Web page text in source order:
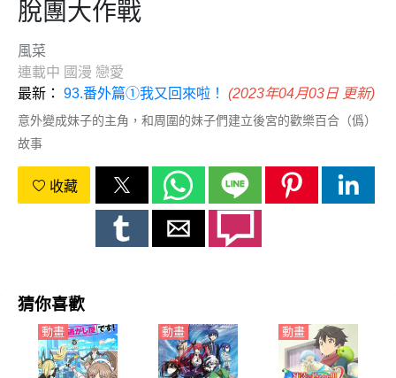
脫團大作戰
風菜
連載中 國漫 戀愛
最新： 93.番外篇①我又回來啦！ (2023年04月03日 更新)
意外變成妹子的主角，和周圍的妹子們建立後宮的歡樂百合（僞）
故事
收藏
猜你喜歡
動畫 動畫 動畫